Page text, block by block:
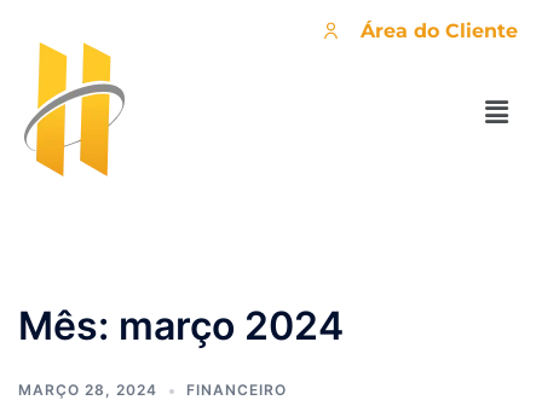
Área do Cliente
Mês: março 2024
MARÇO 28, 2024 FINANCEIRO